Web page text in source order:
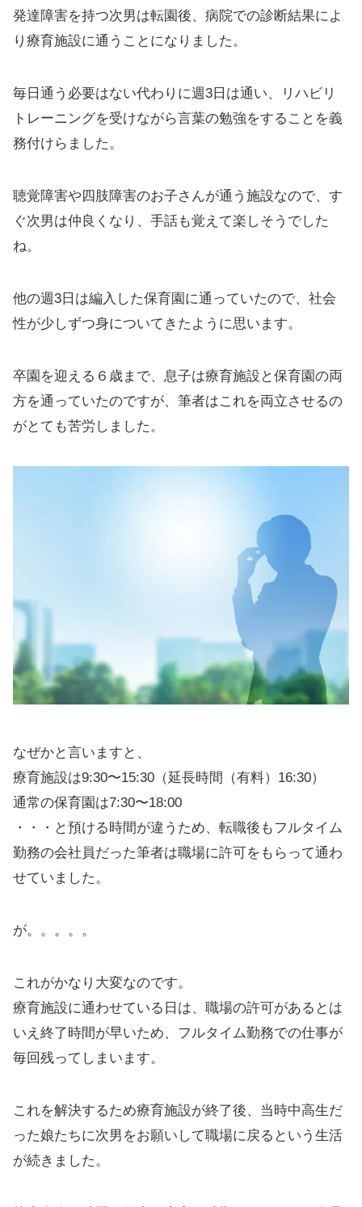
発達障害を持つ次男は転園後、病院での診断結果によ
り療育施設に通うことになりました。
毎日通う必要はない代わりに週3日は通い、リハビリ
トレーニングを受けながら言葉の勉強をすることを義
務付けらました。
聴覚障害や四肢障害のお子さんが通う施設なので、す
ぐ次男は仲良くなり、手話も覚えて楽しそうでした
ね。
他の週3日は編入した保育園に通っていたので、社会
性が少しずつ身についてきたように思います。
卒園を迎える６歳まで、息子は療育施設と保育園の両
方を通っていたのですが、筆者はこれを両立させるの
がとても苦労しました。
なぜかと言いますと、
療育施設は9:30〜15:30（延長時間（有料）16:30）
通常の保育園は7:30〜18:00
・・・と預ける時間が違うため、転職後もフルタイム
勤務の会社員だった筆者は職場に許可をもらって通わ
せていました。
が。。。。。
これがかなり大変なのです。
療育施設に通わせている日は、職場の許可があるとは
いえ終了時間が早いため、フルタイム勤務での仕事が
毎回残ってしまいます。
これを解決するため療育施設が終了後、当時中高生だ
った娘たちに次男をお願いして職場に戻るという生活
が続きました。